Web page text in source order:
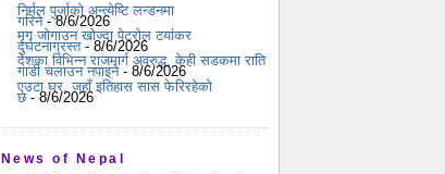
निर्मल पुर्जाको अन्त्येष्टि लन्डनमा
गरिने- 8/6/2026
मृग जोगाउन खोज्दा पेट्रोल टयांकर
दुर्घटनाग्रस्त- 8/6/2026
देशका विभिन्न राजमार्ग अवरुद्ध, केही सडकमा राति
गाडी चलाउन नपाइने- 8/6/2026
एउटा घर, जहाँ इतिहास सास फेरिरहेको
छ- 8/6/2026
News of Nepal